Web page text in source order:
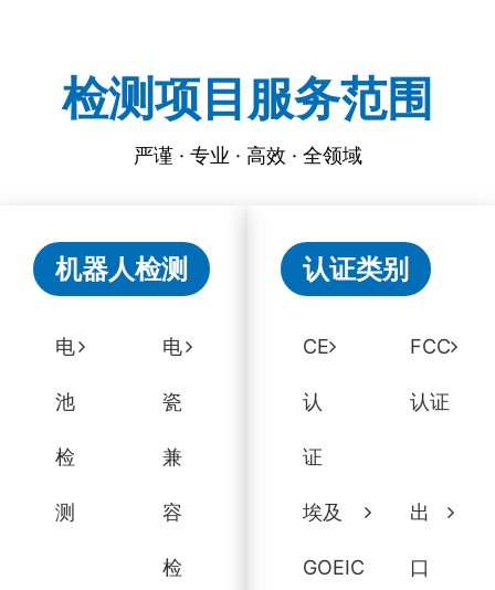
检测项目服务范围
严谨 · 专业 · 高效 · 全领域
机器人检测
电
池
检
测
电
瓷
兼
容
检
认证类别
CE
认
证
FCC
认证
埃及
GOEIC
出
口